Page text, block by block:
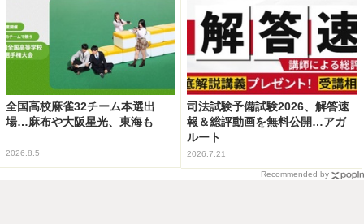
全国高校麻雀32チーム本選出
場…麻布や大阪星光、東海も
2026.8.5
司法試験予備試験2026、解答速
報＆総評動画を無料公開…アガ
ルート
2026.7.21
Recommended by